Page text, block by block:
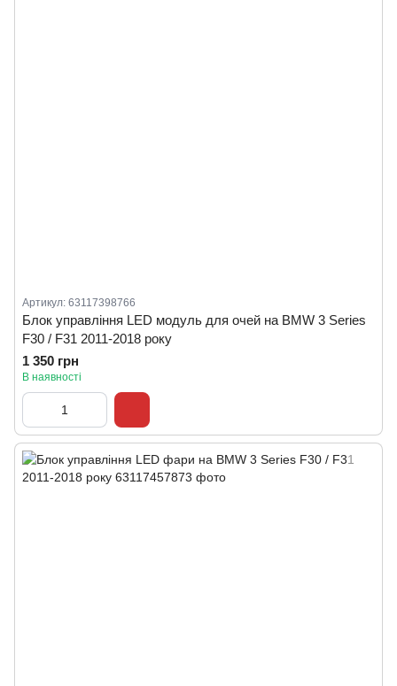
Артикул: 63117398766
Блок управління LED модуль для очей на BMW 3 Series
F30 / F31 2011-2018 року
1 350 грн
В наявності